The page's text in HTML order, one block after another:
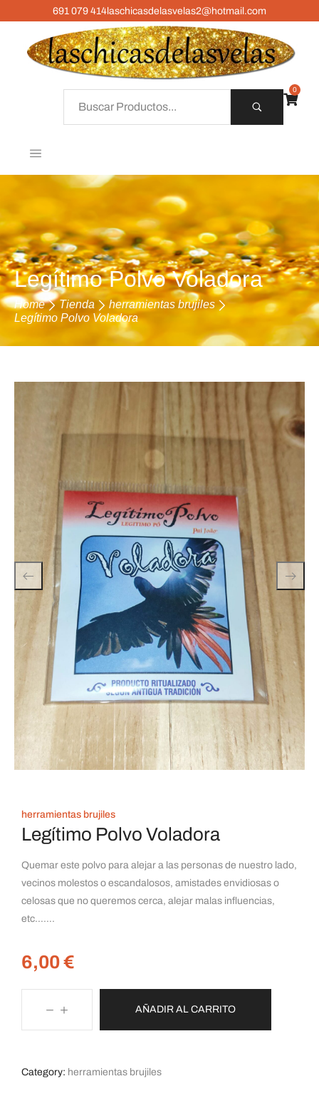
691 079 414laschicasdelasvelas2@hotmail.com
0
Legítimo Polvo Voladora
Home Tienda
herramientas brujiles
Legítimo Polvo Voladora
herramientas brujiles
Legítimo Polvo Voladora
Quemar este polvo para alejar a las personas de nuestro lado,
vecinos molestos o escandalosos, amistades envidiosas o
celosas que no queremos cerca, alejar malas influencias,
etc…….
6,00€
AÑADIR AL CARRITO
Category: herramientas brujiles